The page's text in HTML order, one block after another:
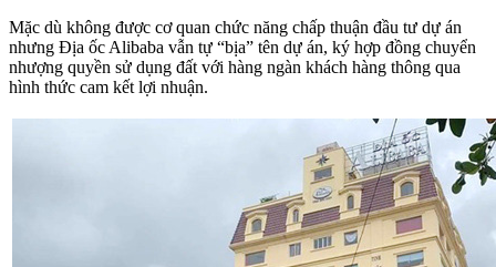
Mặc dù không được cơ quan chức năng chấp thuận đầu tư dự án
nhưng Địa ốc Alibaba vẫn tự “bịa” tên dự án, ký hợp đồng chuyển
nhượng quyền sử dụng đất với hàng ngàn khách hàng thông qua
hình thức cam kết lợi nhuận.